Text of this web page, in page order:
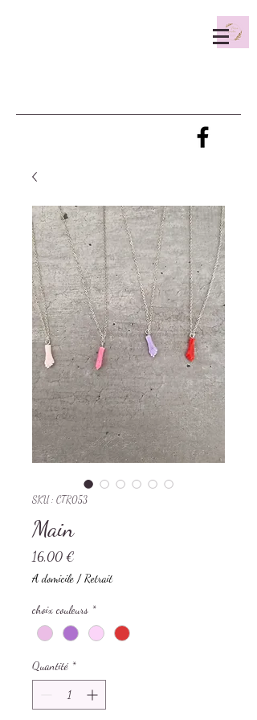
SKU : CTR053
Main
16,00 €
A domicile / Retrait
choix couleurs *
Quantité *